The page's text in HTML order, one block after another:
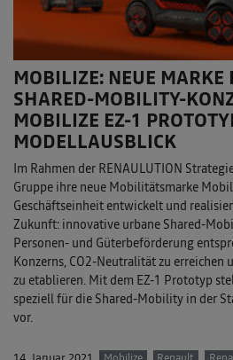
MOBILIZE: NEUE MARKE
SHARED-MOBILITY-
MOBILIZE EZ-1
MODELLAUSBLICK
Im Rahmen der RENAULUTION
Gruppe ihre neue Mobilitätsmarke
Geschäftseinheit entwickelt und
Zukunft: innovative urbane Shared-
Personen- und Güterbeförderung
Konzerns, CO2-Neutralität zu
zu etablieren. Mit dem EZ-1 Prototyp
speziell für die Shared-Mobility in der
vor.